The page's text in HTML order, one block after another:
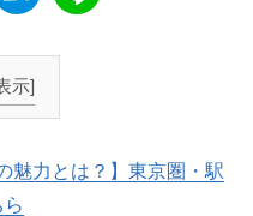
示]
魅力とは？】東京圏・駅